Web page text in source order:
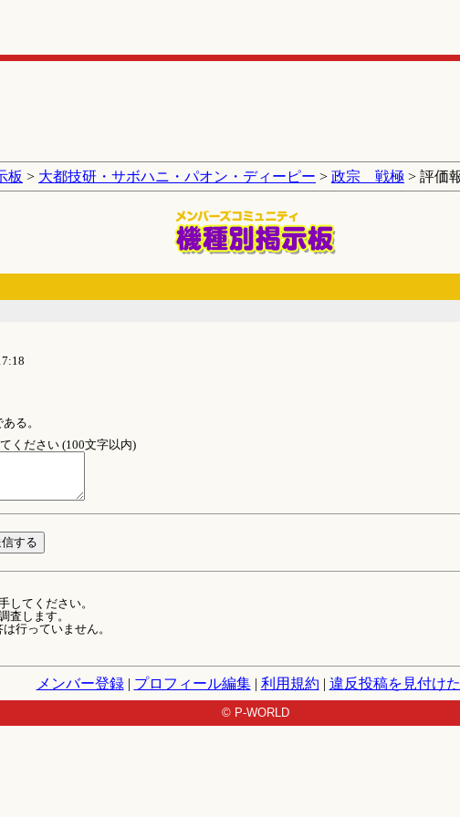
板 > 大都技研・サボハニ・パオン・ディーピー > 政宗 戦極 > 評価
る。
ください (100文字以内)
してください。
査します。
行っていません。
メンバー登録| プロフィール編集| 利用規約 | 違反投稿を見付け
© P-WORLD